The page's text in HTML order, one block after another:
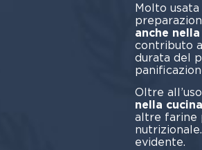
Molto
anche
contributo
durata del
Oltre
nella
altre farine